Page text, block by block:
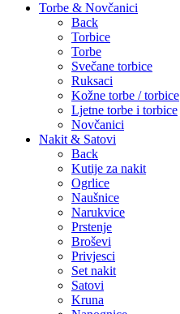
Torbe & Novčanici
Back
Torbice
Torbe
Svečane torbice
Ruksaci
Kožne torbe / torbice
Ljetne torbe i torbice
Novčanici
Nakit & Satovi
Back
Kutije za nakit
Ogrlice
Naušnice
Narukvice
Prstenje
Broševi
Privjesci
Set nakit
Satovi
Kruna